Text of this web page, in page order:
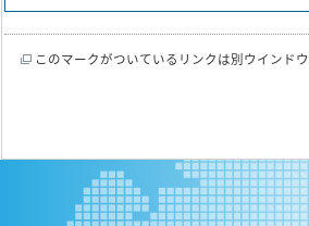
このマークがついているリンクは別ウインド